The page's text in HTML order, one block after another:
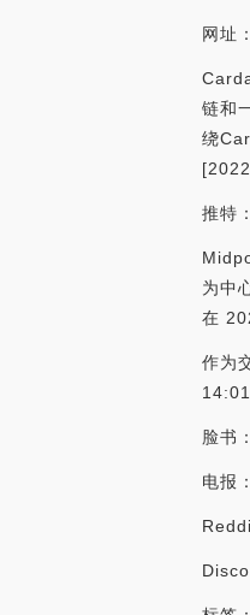
网址：
链和
绕
推特
为中
在
作为
脸书：
电报